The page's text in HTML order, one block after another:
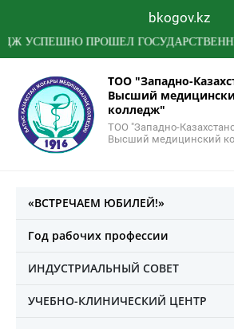
bkogov.kz
ПРОШЕЛ ГОСУДАРСТВЕННУЮ
ТОО "Западно-
Высший
колледж"
ТОО "Западно-
Высший медицинский
«ВСТРЕЧАЕМ ЮБИЛЕЙ!»
Год рабочих профессии
ИНДУСТРИАЛЬНЫЙ СОВЕТ
УЧЕБНО-КЛИНИЧЕСКИЙ ЦЕНТР